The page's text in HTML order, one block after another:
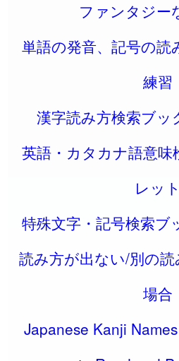
ファンタジー
単語の発音、記号の
練習
漢字読み方検索ブッ
英語・カタカナ語意味
レット
特殊文字・記号検索ブ
読み方が出ない/別の
場合
Japanese Kanji